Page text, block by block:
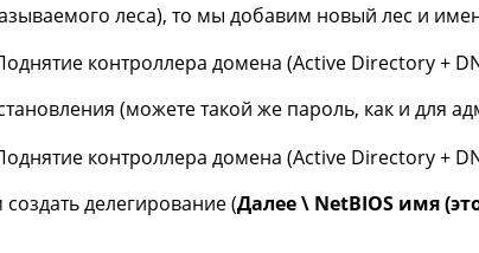
леса), то мы добавим новый лес и
(можете такой же пароль, как и для
делегирование (Далее \ NetBIOS имя